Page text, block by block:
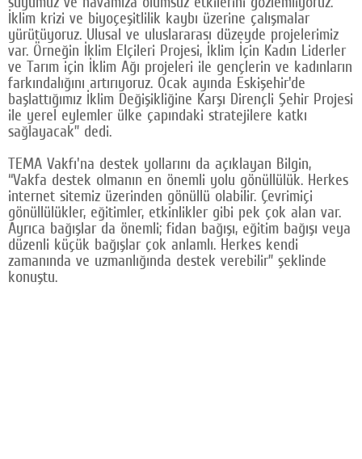
İklim krizi ve biyoçeşitlilik kaybı üzerine çalışmalar
yürütüyoruz. Ulusal ve uluslararası düzeyde projelerimiz
var. Örneğin İklim Elçileri Projesi, İklim İçin Kadın Liderler
ve Tarım için İklim Ağı projeleri ile gençlerin ve kadınların
farkındalığını artırıyoruz. Ocak ayında Eskişehir'de
başlattığımız İklim Değişikliğine Karşı Dirençli Şehir Projesi
ile yerel eylemler ülke çapındaki stratejilere katkı
sağlayacak” dedi.
TEMA Vakfı'na destek yollarını da açıklayan Bilgin,
“Vakfa destek olmanın en önemli yolu gönüllülük. Herkes
internet sitemiz üzerinden gönüllü olabilir. Çevrimiçi
gönüllülükler, eğitimler, etkinlikler gibi pek çok alan var.
Ayrıca bağışlar da önemli; fidan bağışı, eğitim bağışı veya
düzenli küçük bağışlar çok anlamlı. Herkes kendi
zamanında ve uzmanlığında destek verebilir” şeklinde
konuştu.